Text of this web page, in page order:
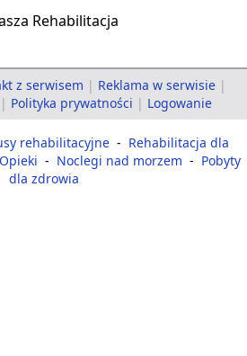
z serwisem | Reklama w serwisie |
| Polityka prywatności | Logowanie
rehabilitacyjne - Rehabilitacja dla
- Noclegi nad morzem - Pobyty
dla zdrowia